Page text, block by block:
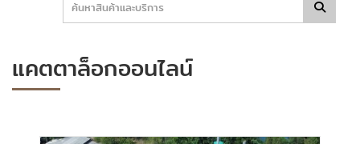
แคตตาล็อกออนไลน์